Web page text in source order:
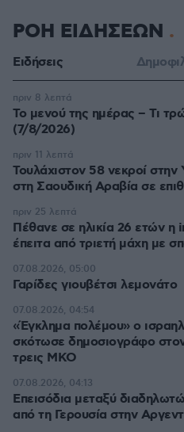
ΡΟΗ ΕΙΔΗΣΕΩΝ
Ειδήσεις
Το μενού της ημέρας – Τι
(7/8/2026)
πριν 8 λεπτά
Τουλάχιστον 58 νεκροί στην
στη Σαουδική Αραβία σε
πριν 11 λεπτά
Πέθανε σε ηλικία 26 ετών η
έπειτα από τριετή μάχη με
πριν 25 λεπτά
Γαρίδες γιουβέτσι λεμονάτο
07.08.2026, 05:00
«Έγκλημα πολέμου» ο
σκότωσε δημοσιογράφο
τρεις ΜΚΟ
07.08.2026, 04:54
Επεισόδια μεταξύ
από τη Γερουσία στην
07.08.2026, 04:13